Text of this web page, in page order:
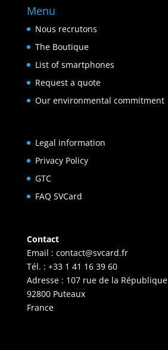
Menu
Nous recrutons
The Boutique
List of smartphones
Request a quote
Our environmental commitment
Legal information
Privacy Policy
GTC
FAQ SVCard
Contact
Email : contact@svcard.fr
Tél. : +33 1 41 16 39 60
Adresse : 107 rue de la République
92800 Puteaux
France